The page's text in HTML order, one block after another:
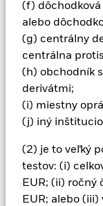
(f) dôchodková
alebo
(g) centrálny
centrálna
(h) obchodník
derivátmi;
(i) miestny
(j) iný
(2) je to veľký
testov: (i)
EUR; (ii) ročný
EUR; alebo
inej triedy akcií.
pod názvom fondu
fondu – triedy
„Hedged“ v názve
akcií
V rozsahu, v akom
papierov s cieľom
spoločnosť
cenných papierov.
cenných papierov
bolo vylúčené z